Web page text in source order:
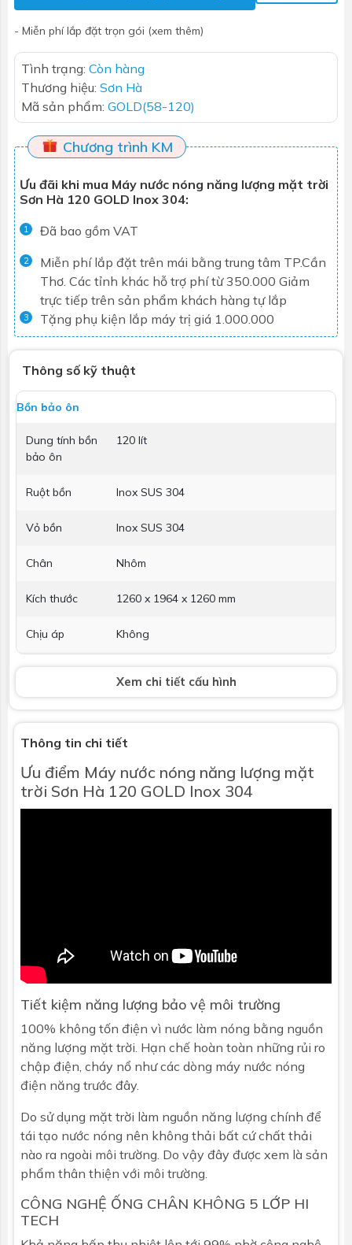
- Miễn phí lắp đặt trọn gói (xem thêm)
Tình trạng: Còn hàng
Thương hiệu: Sơn Hà
Mã sản phẩm: GOLD(58-120)
Chương trình KM
Ưu đãi khi mua Máy nước nóng năng lượng mặt trời
Sơn Hà 120 GOLD Inox 304:
1 Đã bao gồm VAT
2
Miễn phí lắp đặt trên mái bằng trung tâm TP.Cần
Thơ. Các tỉnh khác hỗ trợ phí từ 350.000 Giảm
trực tiếp trên sản phẩm khách hàng tự lắp
3 Tặng phụ kiện lắp máy trị giá 1.000.000
Thông số kỹ thuật
Bồn bảo ôn
Dung tính bồn
bảo ôn
120 lít
Ruột bồn Inox SUS 304
Vỏ bồn Inox SUS 304
Chân Nhôm
Kích thước 1260 x 1964 x 1260 mm
Chịu áp Không
Hỗ trợ điện Không
chống ăn
mòn
Bảo hành 5 năm
Thu nhiệt
Số ống
Xem chi tiết cấu hình
Thông tin chi tiết
Ưu điểm Máy nước nóng năng lượng mặt
trời Sơn Hà 120 GOLD Inox 304
Tiết kiệm năng lượng bảo vệ môi trường
100% không tốn điện vì nước làm nóng bằng nguồn
năng lượng mặt trời. Hạn chế hoàn toàn những rủi ro
chập điện, cháy nổ như các dòng máy nước nóng
điện năng trước đây.
Do sử dụng mặt trời làm nguồn năng lượng chính để
tái tạo nước nóng nên không thải bất cứ chất thải
nào ra ngoài môi trường. Do vậy đây được xem là sản
phẩm thân thiện với môi trường.
CÔNG NGHỆ ỐNG CHÂN KHÔNG 5 LỚP HI
TECH